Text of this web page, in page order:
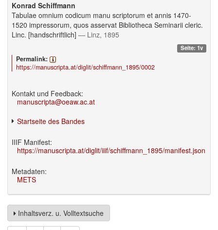
Konrad Schiffmann
Tabulae omnium codicum manu scriptorum et annis 1470-
1520 impressorum, quos asservat Bibliotheca Seminarii cleric.
Linc. [handschriftlich] — Linz, 1895
Seite: 1v
Permalink:
https://manuscripta.at/diglit/schiffmann_1895/0002
Kontakt und Feedback:
manuscripta@oeaw.ac.at
Startseite des Bandes
IIIF Manifest:
https://manuscripta.at/diglit/iiif/schiffmann_1895/manifest.json
Metadaten:
METS
Inhaltsverz. u. Volltextsuche